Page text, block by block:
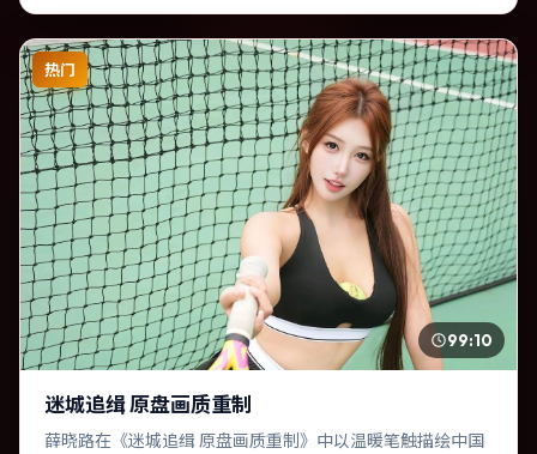
热门
99:10
迷城追缉 原盘画质重制
薛晓路在《迷城追缉 原盘画质重制》中以温暖笔触描绘中国